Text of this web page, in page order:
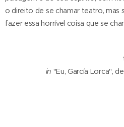
o direito de se chamar teatro, mas
fazer essa horrível coisa que se
in "Eu, García Lorca",